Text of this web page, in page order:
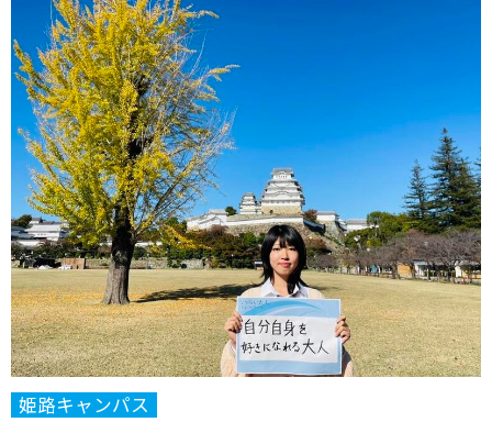
姫路キャンパス